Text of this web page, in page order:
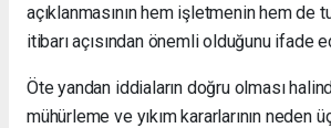
açıklanmasının hem işletmenin hem de
itibarı açısından önemli olduğunu ifade
Öte yandan iddiaların doğru olması
mühürleme ve yıkım kararlarının neden